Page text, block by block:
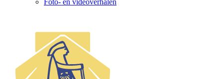
Foto- en videoverhalen